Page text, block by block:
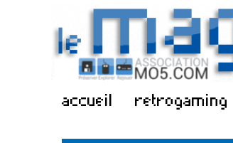
accueil retrogaming